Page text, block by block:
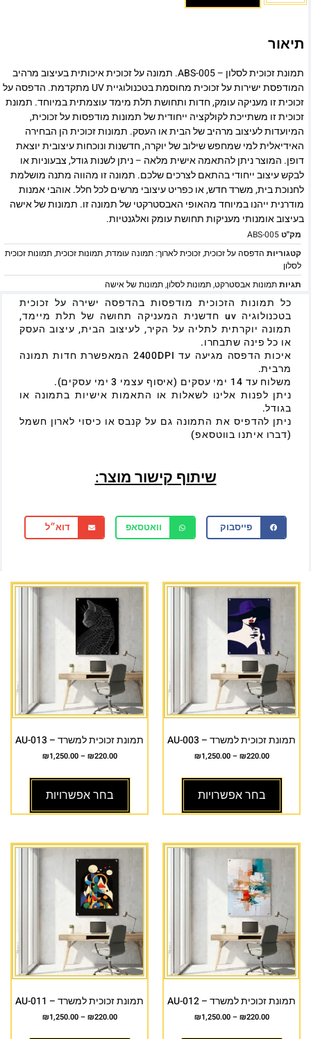
תיאור
תמונת זכוכית לסלון – ABS-005. תמונה על זכוכית איכותית בעיצוב מרהיב
המודפסת ישירות על זכוכית מחוסמת בטכנולוגיית UV מתקדמת. הדפסה על
זכוכית זו מעניקה עומק, חדות ותחושת תלת מימד עוצמתית במיוחד. תמונת
זכוכית זו משתייכת לקולקציה ייחודית של תמונות מודפסות על זכוכית,
המיועדות לעיצוב מרהיב של הבית או העסק. תמונות זכוכית הן הבחירה
האידיאלית למי שמחפש שילוב של יוקרה, חדשנות ונוכחות עיצובית יוצאת
דופן. המוצר ניתן להתאמה אישית מלאה – ניתן לשנות גודל, צבעוניות או
לבקש עיצוב ייחודי בהתאם לצרכים שלכם. תמונה זו מהווה מתנה מושלמת
לחנוכת בית, משרד חדש, או כפריט עיצובי מרשים לכל חלל. אוהבי אמנות
מודרנית ייהנו במיוחד מהאופי האבסטרקטי של תמונה זו. תמונות של אישה
בעיצוב אומנותי מעניקות תחושת עומק ואלגנטיות.
מק"טABS-005
קטגוריות הדפסה על זכוכית,זכוכית לארוך: תמונה עומדת,תמונות זכוכית,תמונות זכוכית
לסלון
תגיותתמונות אבסטרקט,תמונות לסלון,תמונות של אישה
כל תמונות הזכוכית מודפסות בהדפסה ישירה על זכוכית
בטכנולוגיה uv חדשנית המעניקה תחושה של תלת מיימד,
תמונה יוקרתית לתליה על הקיר, לעיצוב הבית, עיצוב העסק
או כל פינה שתבחרו.
איכות הדפסה מגיעה עד 2400DPI המאפשרת חדות תמונה
מרבית.
משלוח עד 14 ימי עסקים (איסוף עצמי 3 ימי עסקים).
ניתן לפנות אלינו לשאלות או התאמות אישיות בתמונה או
בגודל.
ניתן להדפיס את התמונה גם על קנבס או כיסוי לארון חשמל
(דברו איתנו בווטסאפ)
שיתוף קישור מוצר:
פייסבוק וואטסאפ דוא״ל
תמונת זכוכית למשרד – AU-003
₪220.00
–
₪1,250.00
בחר אפשרויות
תמונת זכוכית למשרד – AU-013
₪220.00
–
₪1,250.00
בחר אפשרויות
תמונת זכוכית למשרד – AU-012
₪220.00
–
₪1,250.00
תמונת זכוכית למשרד – AU-011
₪220.00
–
₪1,250.00